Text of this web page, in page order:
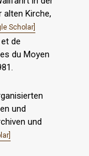
alten Kirche,
Scholar]
de
du Moyen
und
und